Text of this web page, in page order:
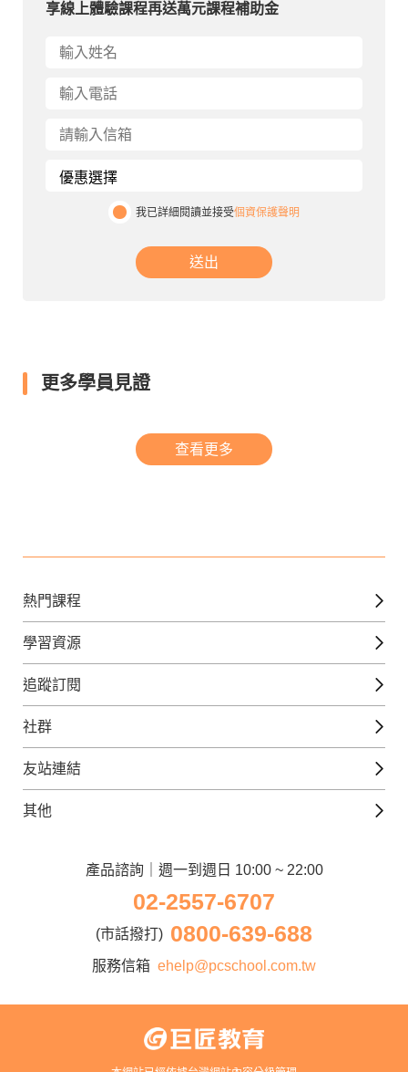
享線上體驗課程再送萬元課程補助金
我已詳細閱讀並接受個資保護聲明
送出
更多學員見證
查看更多
熱門課程
英文課程
西班牙文課程
韓語課程
法文課程
兒童日語課程
學習資源
免費線上檢定
外語補給站
美日語數位學院
追蹤訂閱
Gjun-就醬學外語
官方Youtube
社群
英語觀光城
日語觀光城
友站連結
iWorld JR
電腦直播教學
巨匠東大日語
其他
Apply to Teach
講師登入
產品諮詢｜週一到週日 10:00 ~ 22:00
02-2557-6707
(市話撥打) 0800-639-688
服務信箱 ehelp@pcschool.com.tw